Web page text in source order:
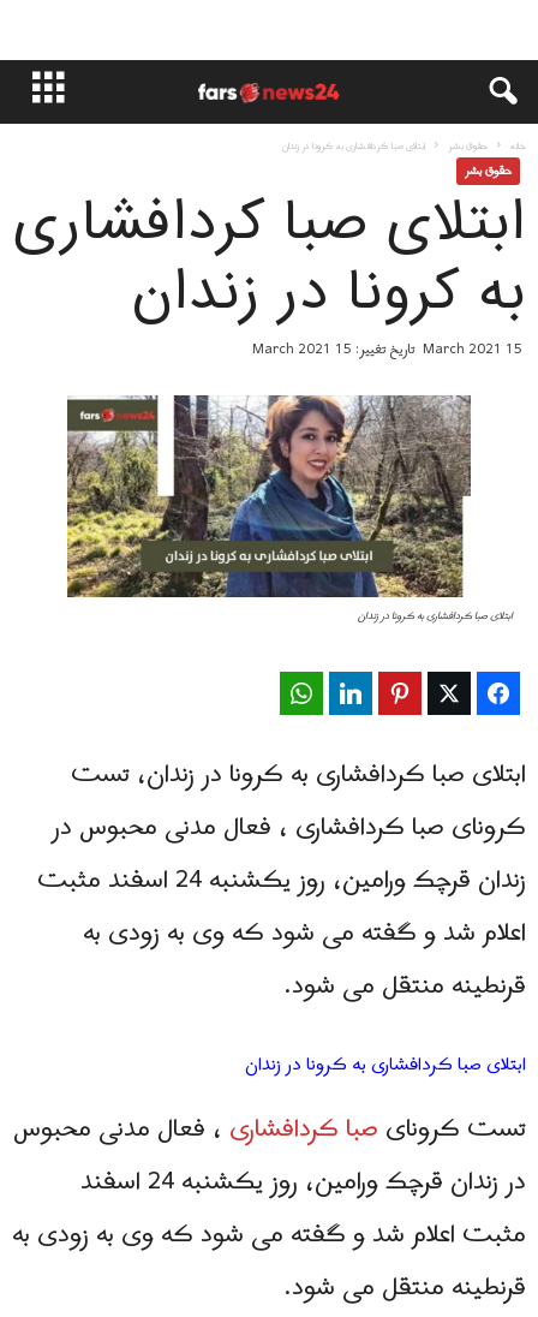
خانه حقوق بشر ابتلای صبا کردافشاری به کرونا در زندان
حقوق بشر
ابتلای صبا کردافشاری
به کرونا در زندان
15 March 2021 تاریخ تغییر: 15 March 2021
ابتلای صبا کردافشاری به کرونا در زندان
Facebook
Twitter
Pinterest
LinkedIn
ابتلای صبا کردافشاری به کرونا در زندان، تست
کرونای صبا کردافشاری ، فعال مدنی محبوس در
زندان قرچک ورامین، روز یکشنبه 24 اسفند مثبت
اعلام شد و گفته می شود که وی به زودی به
قرنطینه منتقل می شود.
ابتلای صبا کردافشاری به کرونا در زندان
تست کرونایصبا کردافشاری ، فعال مدنی محبوس
در زندان قرچک ورامین، روز یکشنبه 24 اسفند
مثبت اعلام شد و گفته می شود که وی به زودی به
قرنطینه منتقل می شود.